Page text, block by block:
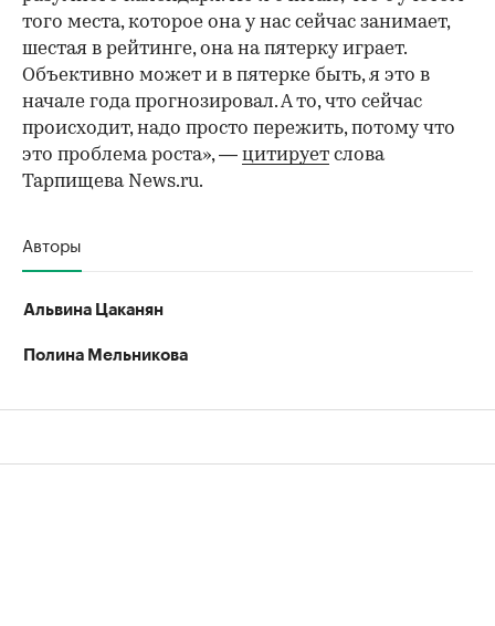
того места, которое она у нас сейчас занимает,
шестая в рейтинге, она на пятерку играет.
Объективно может и в пятерке быть, я это в
начале года прогнозировал. А то, что сейчас
происходит, надо просто пережить, потому что
это проблема роста», — цитирует слова
Тарпищева News.ru.
Авторы
Альвина Цаканян
Полина Мельникова